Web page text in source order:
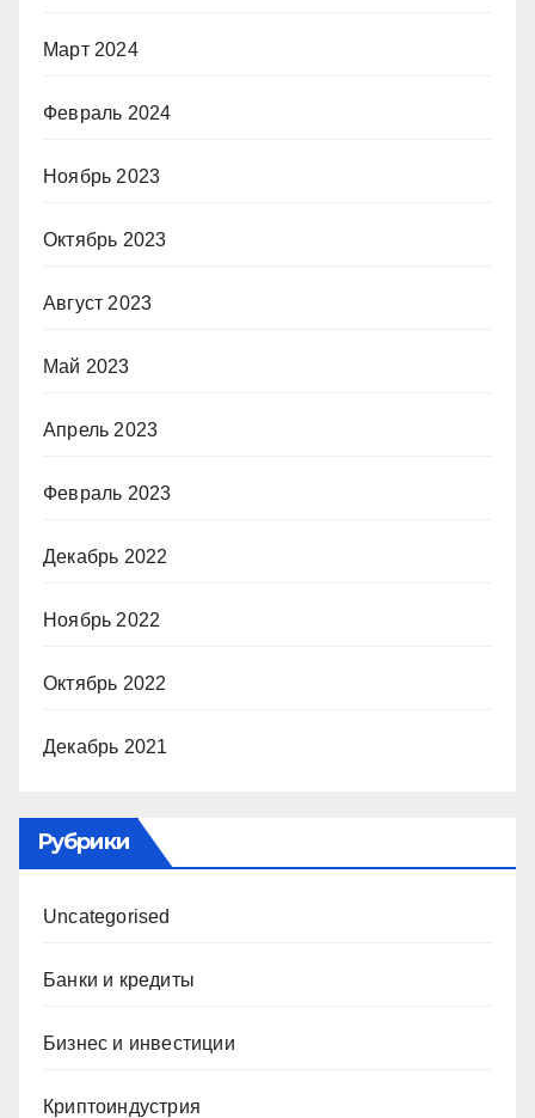
Март 2024
Февраль 2024
Ноябрь 2023
Октябрь 2023
Август 2023
Май 2023
Апрель 2023
Февраль 2023
Декабрь 2022
Ноябрь 2022
Октябрь 2022
Декабрь 2021
Рубрики
Uncategorised
Банки и кредиты
Бизнес и инвестиции
Криптоиндустрия